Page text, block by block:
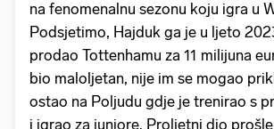
na fenomenalnu sezonu koju igra u
Podsjetimo, Hajduk ga je u ljeto
prodao Tottenhamu za 11 milijuna
bio maloljetan, nije im se mogao
ostao na Poljudu gdje je trenirao s
i igrao za juniore. Proljetni dio